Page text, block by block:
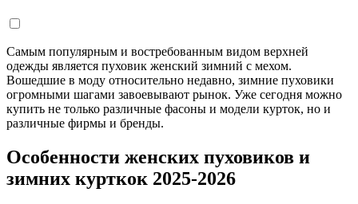
Самым популярным и востребованным видом верхней
одежды является пуховик женский зимний с мехом.
Вошедшие в моду относительно недавно, зимние пуховики
огромными шагами завоевывают рынок. Уже сегодня можно
купить не только различные фасоны и модели курток, но и
различные фирмы и бренды.
Особенности женских пуховиков и
зимних курткок 2025-2026